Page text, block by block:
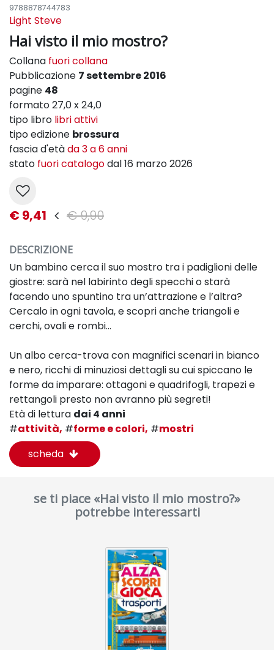
9788878744783
Light Steve
Hai visto il mio mostro?
Collana fuori collana
Pubblicazione 7 settembre 2016
pagine 48
formato 27,0 x 24,0
tipo libro libri attivi
tipo edizione brossura
fascia d'etàda 3 a 6 anni
stato fuori catalogodal 16 marzo 2026
€ 9,41 € 9,90
DESCRIZIONE
Un bambino cerca il suo mostro tra i padiglioni delle
giostre: sarà nel labirinto degli specchi o starà
facendo uno spuntino tra un’attrazione e l’altra?
Cercalo in ogni tavola, e scopri anche triangoli e
cerchi, ovali e rombi...
Un albo cerca-trova con magnifici scenari in bianco
e nero, ricchi di minuziosi dettagli su cui spiccano le
forme da imparare: ottagoni e quadrifogli, trapezi e
rettangoli presto non avranno più segreti!
Età di lettura dai 4 anni
#attività, #forme e colori, #mostri
scheda
se ti piace «Hai visto il mio mostro?»
potrebbe interessarti